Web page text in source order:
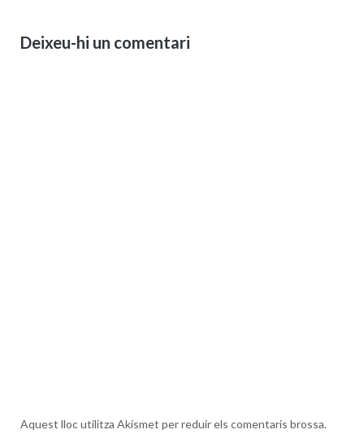
Deixeu-hi un comentari
Aquest lloc utilitza Akismet per reduir els comentaris brossa.